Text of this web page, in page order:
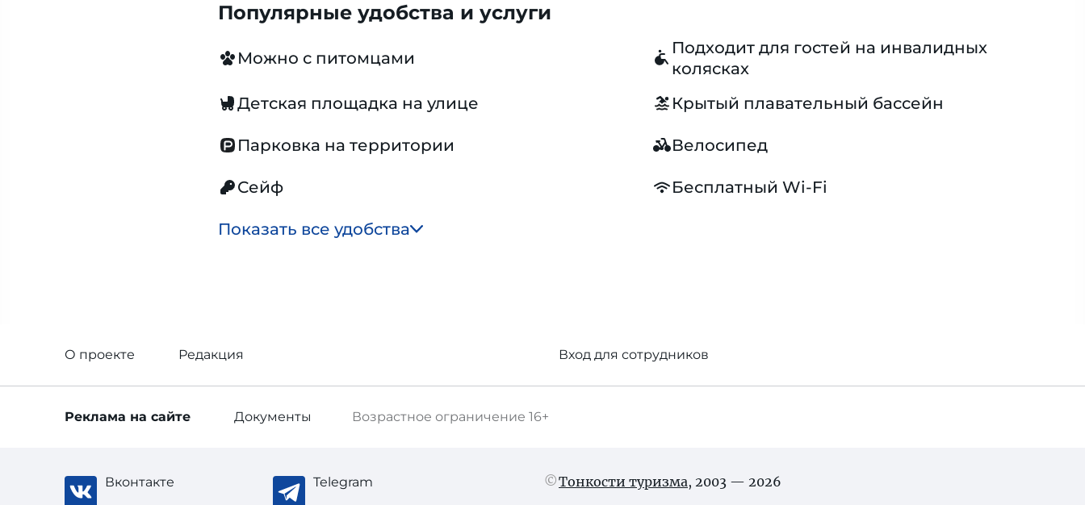
Популярные удобства и услуги
Можно с питомцами
Подходит для гостей на инвалидных
колясках
Детская площадка на улице
Крытый плавательный бассейн
Парковка на территории Велосипед
Сейф Бесплатный Wi-Fi
Показать все удобства
О проекте Редакция Вход для сотрудников
Возрастное ограничение 16+
Реклама на сайте Документы
Вконтакте Telegram Тонкости туризма, 2003 — 2026